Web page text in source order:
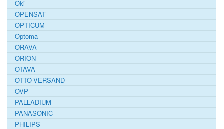
Oki
OPENSAT
OPTICUM
Optoma
ORAVA
ORION
OTAVA
OTTO-VERSAND
OVP
PALLADIUM
PANASONIC
PHILIPS